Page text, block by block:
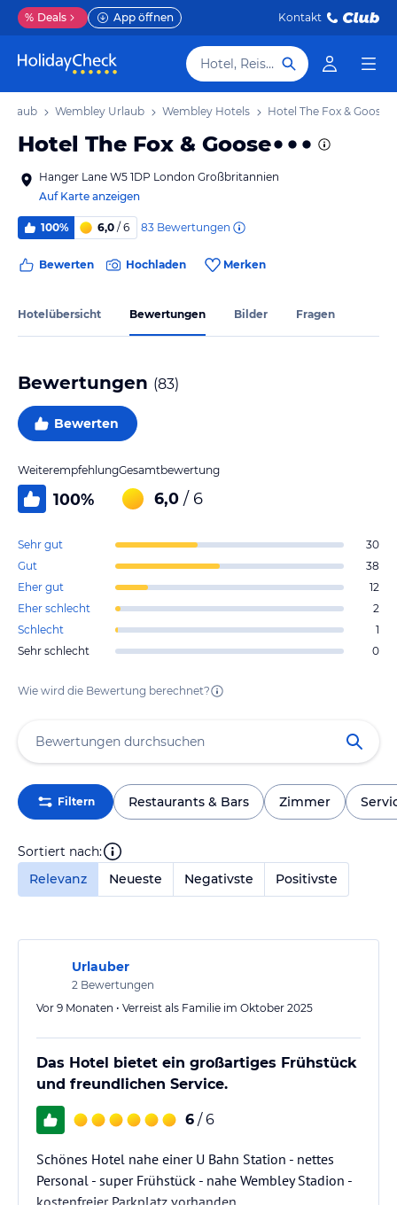
% Deals App öffnen Kontakt
Hotel, Reiseziel
Wembley Urlaub Wembley Hotels Hotel The Fox & Goose
Hotel The Fox & Goose
Hanger Lane W5 1DP London Großbritannien
Auf Karte anzeigen
100% 6,0 / 6 83 Bewertungen
Bewerten Hochladen Merken
Hotelübersicht Bewertungen Bilder Fragen
Bewertungen (83)
Bewerten
Weiterempfehlung
100%
Gesamtbewertung
6,0 / 6
Sehr gut
30
Gut
38
Eher gut
12
Eher schlecht
2
Schlecht
1
Sehr schlecht
0
Wie wird die Bewertung berechnet?
Filtern Restaurants & Bars Zimmer
Sortiert nach:
Relevanz
Neueste Negativste Positivste
Urlauber
2 Bewertungen
Vor 9 Monaten • Verreist als Familie im Oktober 2025
Das Hotel bietet ein großartiges Frühstück
und freundlichen Service.
6 / 6
Schönes Hotel nahe einer U Bahn Station - nettes
Personal - super Frühstück - nahe Wembley Stadion -
kostenfreier Parkplatz vorhanden